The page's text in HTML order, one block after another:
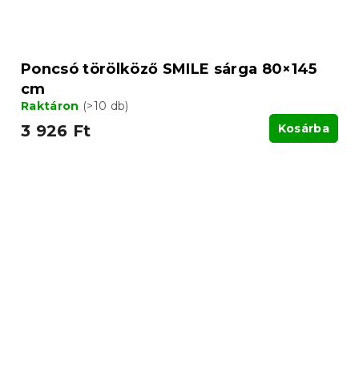
Poncsó törölköző SMILE sárga 80×145
cm
Raktáron (>10 db)
3 926 Ft Kosárba